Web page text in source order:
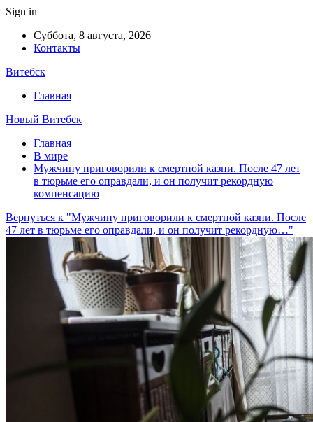
Sign in
Суббота, 8 августа, 2026
Контакты
Витебск
Главная
Новый Витебск
Главная
В мире
Мужчину приговорили к смертной казни. После 47 лет
в тюрьме его оправдали, и он получит рекордную
компенсацию
Вернуться к "Мужчину приговорили к смертной казни. После
47 лет в тюрьме его оправдали, и он получит рекордную…"